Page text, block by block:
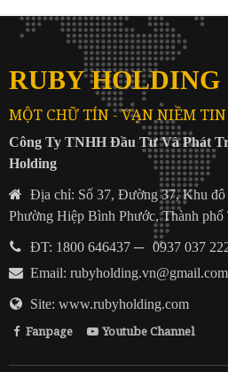
RUBY HOLDING
MỘT CHỮ TÍN - VẠN NIỀM TIN
Công Ty TNHH Đầu Tư Và Phát
Holding
Địa chỉ: Số 37, Đường 37, Khu đô
Phường Hiệp Bình Phước, Thành
ĐT: 1800 646437 ─ 0937 037
Email: rubyholding.vn@gmail.com
Site: www.rubyholding.com
Fanpage Youtube Channel